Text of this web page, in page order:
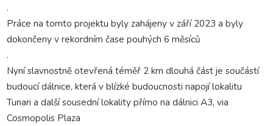
.
Práce na tomto projektu byly zahájeny v září 2023 a byly
dokončeny v rekordním čase pouhých 6 měsíců
.
Nyní slavnostně otevřená téměř 2 km dlouhá část je součástí
budoucí dálnice, která v blízké budoucnosti napojí lokalitu
Tunari a další sousední lokality přímo na dálnici A3, via
Cosmopolis Plaza